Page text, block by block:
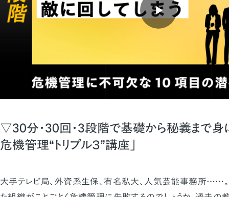
▽30分・30回・3段階で基礎から秘義まで身
危機管理“トリプル３”講座」
大手テレビ局、外資系生保、有名私大、人気芸能事務所……